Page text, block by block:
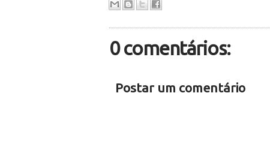
0 comentários:
Postar um comentário